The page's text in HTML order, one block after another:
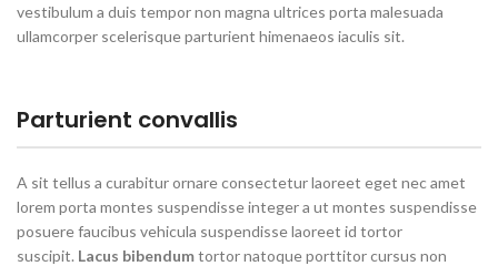
vestibulum a duis tempor non magna ultrices porta malesuada
ullamcorper scelerisque parturient himenaeos iaculis sit.
Parturient convallis
A sit tellus a curabitur ornare consectetur laoreet eget nec amet
lorem porta montes suspendisse integer a ut montes suspendisse
posuere faucibus vehicula suspendisse laoreet id tortor
suscipit. Lacus bibendumtortor natoque porttitor cursus non